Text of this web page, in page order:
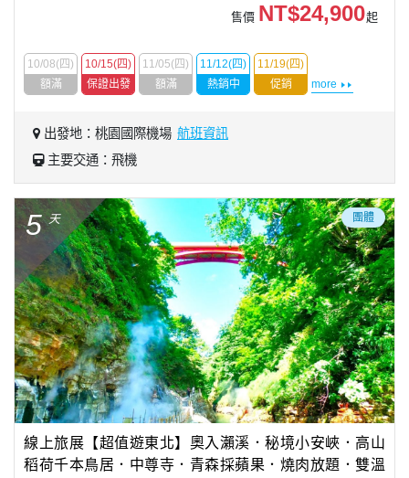
售價 NT$24,900起
10/08(四)
額滿
10/15(四)
保證出發
11/05(四)
額滿
11/12(四)
熱銷中
11/19(四)
促銷
more
出發地：桃園國際機場 航班資訊
主要交通：飛機
5 天 團體
線上旅展【超值遊東北】奧入瀨溪．秘境小安峽．高山
稻荷千本鳥居．中尊寺．青森採蘋果．燒肉放題．雙溫